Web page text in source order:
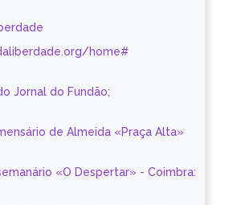
home#
Jornal do Fundão;
de Almeida «Praça Alta»
«O Despertar» - Coimbra: